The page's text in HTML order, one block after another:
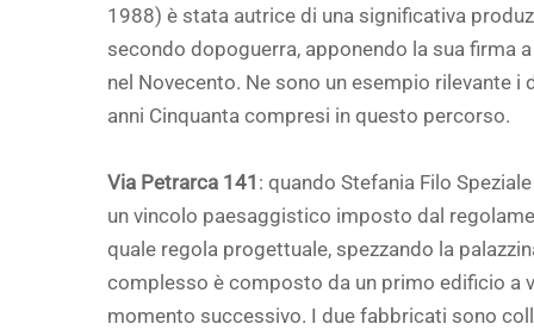
1988) è stata autrice di una significativa
secondo dopoguerra, apponendo la sua firma
nel Novecento. Ne sono un esempio rilevante
anni Cinquanta compresi in questo percorso.
Via Petrarca 141 : quando Stefania Filo
un vincolo paesaggistico imposto dal
quale regola progettuale, spezzando la
complesso è composto da un primo edificio a
momento successivo. I due fabbricati sono